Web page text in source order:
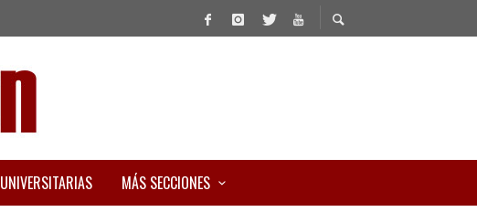
UNIVERSITARIAS MÁS SECCIONES